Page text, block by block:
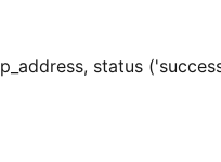
status